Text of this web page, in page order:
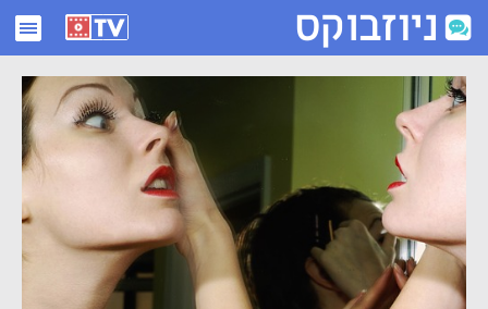
5 טיפים לעור בריא - ניוזבוקס